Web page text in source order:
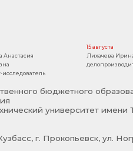
Анастасия
исследователь
15 августа
Лихачева
бюджетного
университет имени
г. Прокопьевск, ул.